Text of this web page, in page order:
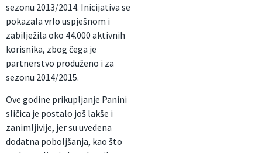
sezonu 2013/2014. Inicijativa se
pokazala vrlo uspješnom i
zabilježila oko 44.000 aktivnih
korisnika, zbog čega je
partnerstvo produženo i za
sezonu 2014/2015.
Ove godine prikupljanje Panini
sličica je postalo još lakše i
zanimljivije, jer su uvedena
dodatna poboljšanja, kao što